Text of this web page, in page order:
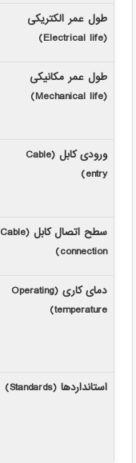
طول عمر الکتریکی
(Electrical life)
طول عمر مکانیکی
(Mechanical life)
ورودی کابل (Cable
entry)
سطح اتصال کابل (Cable
connection)
دمای کاری (Operating
temperature)
استانداردها (Standards)